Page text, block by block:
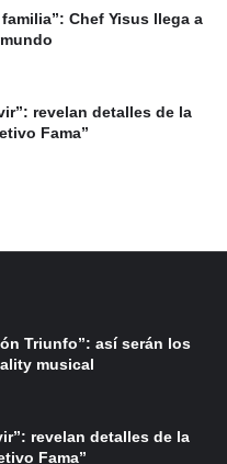
Chef Yisus llega a
revelan detalles de la
Fama”
Triunfo”: así serán los
musical
revelan detalles de la
Fama”